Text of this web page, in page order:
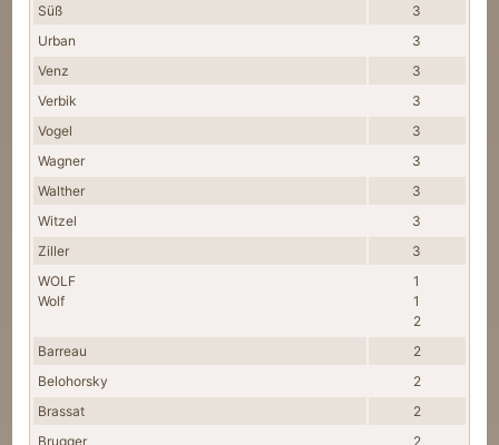
Süß
3
Urban
3
Venz
3
Verbik
3
Vogel
3
Wagner
3
Walther
3
Witzel
3
Ziller
3
WOLF
Wolf
1
1
2
Barreau
2
Belohorsky
2
Brassat
2
Brugger
2